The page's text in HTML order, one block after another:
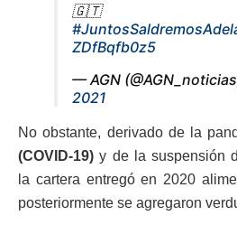
🇬🇹
ZDfBqfb0z5
— AGN
2021
No obstante, derivado de la
(COVID-19) y de la suspensión
la cartera entregó en 2020
posteriormente se agregaron